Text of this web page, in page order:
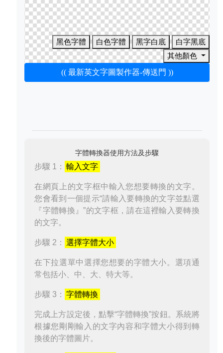
黑色字體 白色字體 黑字白底
白字黑底
其他顏色
(( 最新英文字圖製作器-傳送門 ))
字體轉換器使用方法及步驟
步驟 1： 輸入文字
在網頁上的文字框中輸入您想要轉換的文字。
您會看到一個提示“請輸入要轉換的文字並點選
『字體轉換』”的文字框，請在這裡輸入要轉換
的文字。
步驟 2： 選擇字體大小
在下拉選單中選擇您想要的字體大小。選項通
常包括小、中、大、特大等。
步驟 3： 字體轉換
完成上方設定後，點擊“字體轉換”按鈕。系統將
根據您剛剛輸入的文字內容和字體大小得到轉
換後的字體圖片。